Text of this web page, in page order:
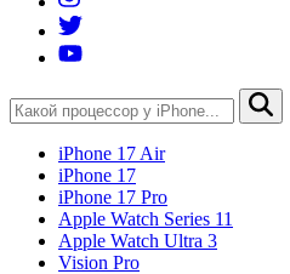
iPhone 17 Air
iPhone 17
iPhone 17 Pro
Apple Watch Series 11
Apple Watch Ultra 3
Vision Pro